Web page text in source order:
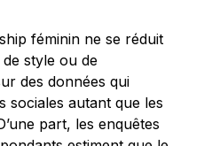
féminin ne se réduit
style ou de
des données qui
sociales autant que les
part, les enquêtes